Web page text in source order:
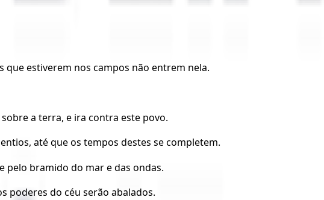
que estiverem nos campos não entrem nela.
a terra, e ira contra este povo.
até que os tempos destes se completem.
pelo bramido do mar e das ondas.
poderes do céu serão abalados.